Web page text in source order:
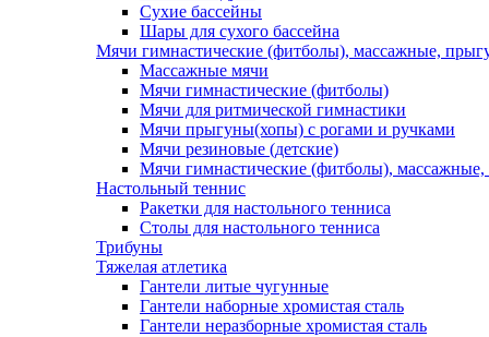
Сухие бассейны
Шары для сухого бассейна
Мячи гимнастические (фитболы), массажные,
Массажные мячи
Мячи гимнастические (фитболы)
Мячи для ритмической гимнастики
Мячи прыгуны(хопы) с рогами и ручками
Мячи резиновые (детские)
Мячи гимнастические (фитболы),
Настольный теннис
Ракетки для настольного тенниса
Столы для настольного тенниса
Трибуны
Тяжелая атлетика
Гантели литые чугунные
Гантели наборные хромистая сталь
Гантели неразборные хромистая сталь